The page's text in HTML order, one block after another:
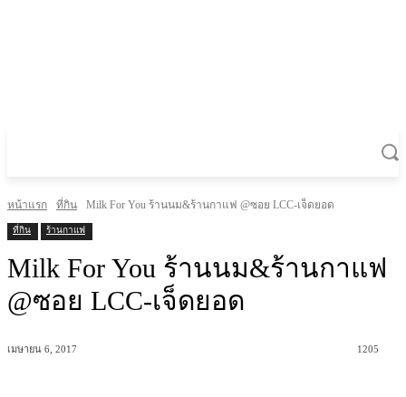
หน้าแรก ที่กิน Milk For You ร้านนม&ร้านกาแฟ @ซอย LCC-เจ็ดยอด
ที่กิน ร้านกาแฟ
Milk For You ร้านนม&ร้านกาแฟ
@ซอย LCC-เจ็ดยอด
เมษายน 6, 2017 1205